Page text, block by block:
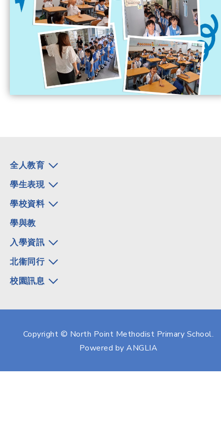
全人教育
學生表現
學校資料
學與教
入學資訊
北衞同行
校園訊息
Copyright © North Point Methodist Primary School.
Powered byANGLIA